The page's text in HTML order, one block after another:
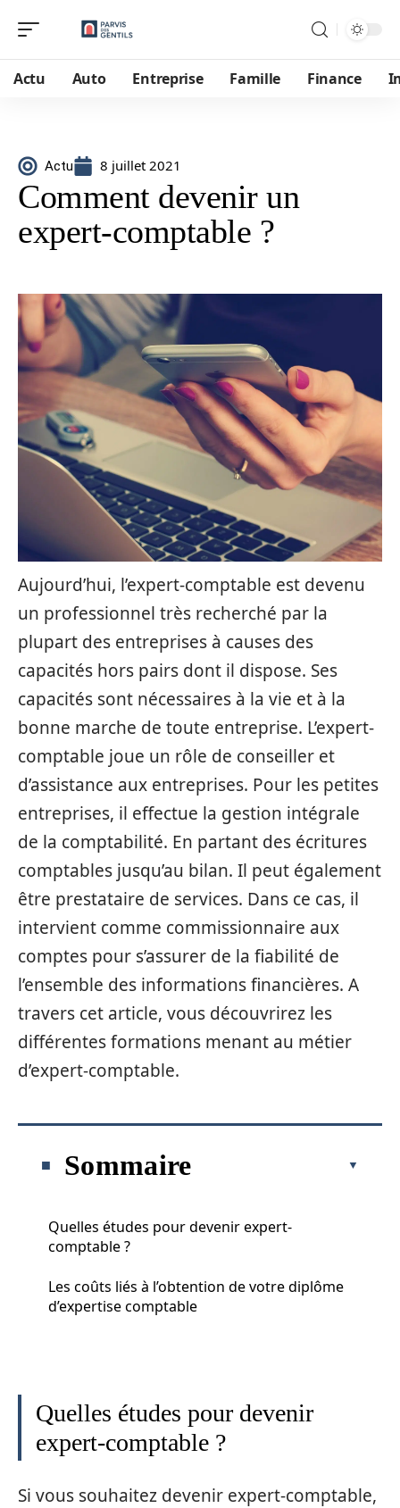
Actu Auto Entreprise Famille Finance
Actu 8 juillet 2021
Comment devenir un
expert-comptable ?
Aujourd’hui, l’expert-comptable est devenu
un professionnel très recherché par la
plupart des entreprises à causes des
capacités hors pairs dont il dispose. Ses
capacités sont nécessaires à la vie et à la
bonne marche de toute entreprise. L’expert-
comptable joue un rôle de conseiller et
d’assistance aux entreprises. Pour les petites
entreprises, il effectue la gestion intégrale
de la comptabilité. En partant des écritures
comptables jusqu’au bilan. Il peut également
être prestataire de services. Dans ce cas, il
intervient comme commissionnaire aux
comptes pour s’assurer de la fiabilité de
l’ensemble des informations financières. A
travers cet article, vous découvrirez les
différentes formations menant au métier
d’expert-comptable.
Sommaire
Quelles études pour devenir expert-
comptable ?
Les coûts liés à l’obtention de votre diplôme
d’expertise comptable
Quelles études pour devenir
expert-comptable ?
Si vous souhaitez devenir expert-comptable,